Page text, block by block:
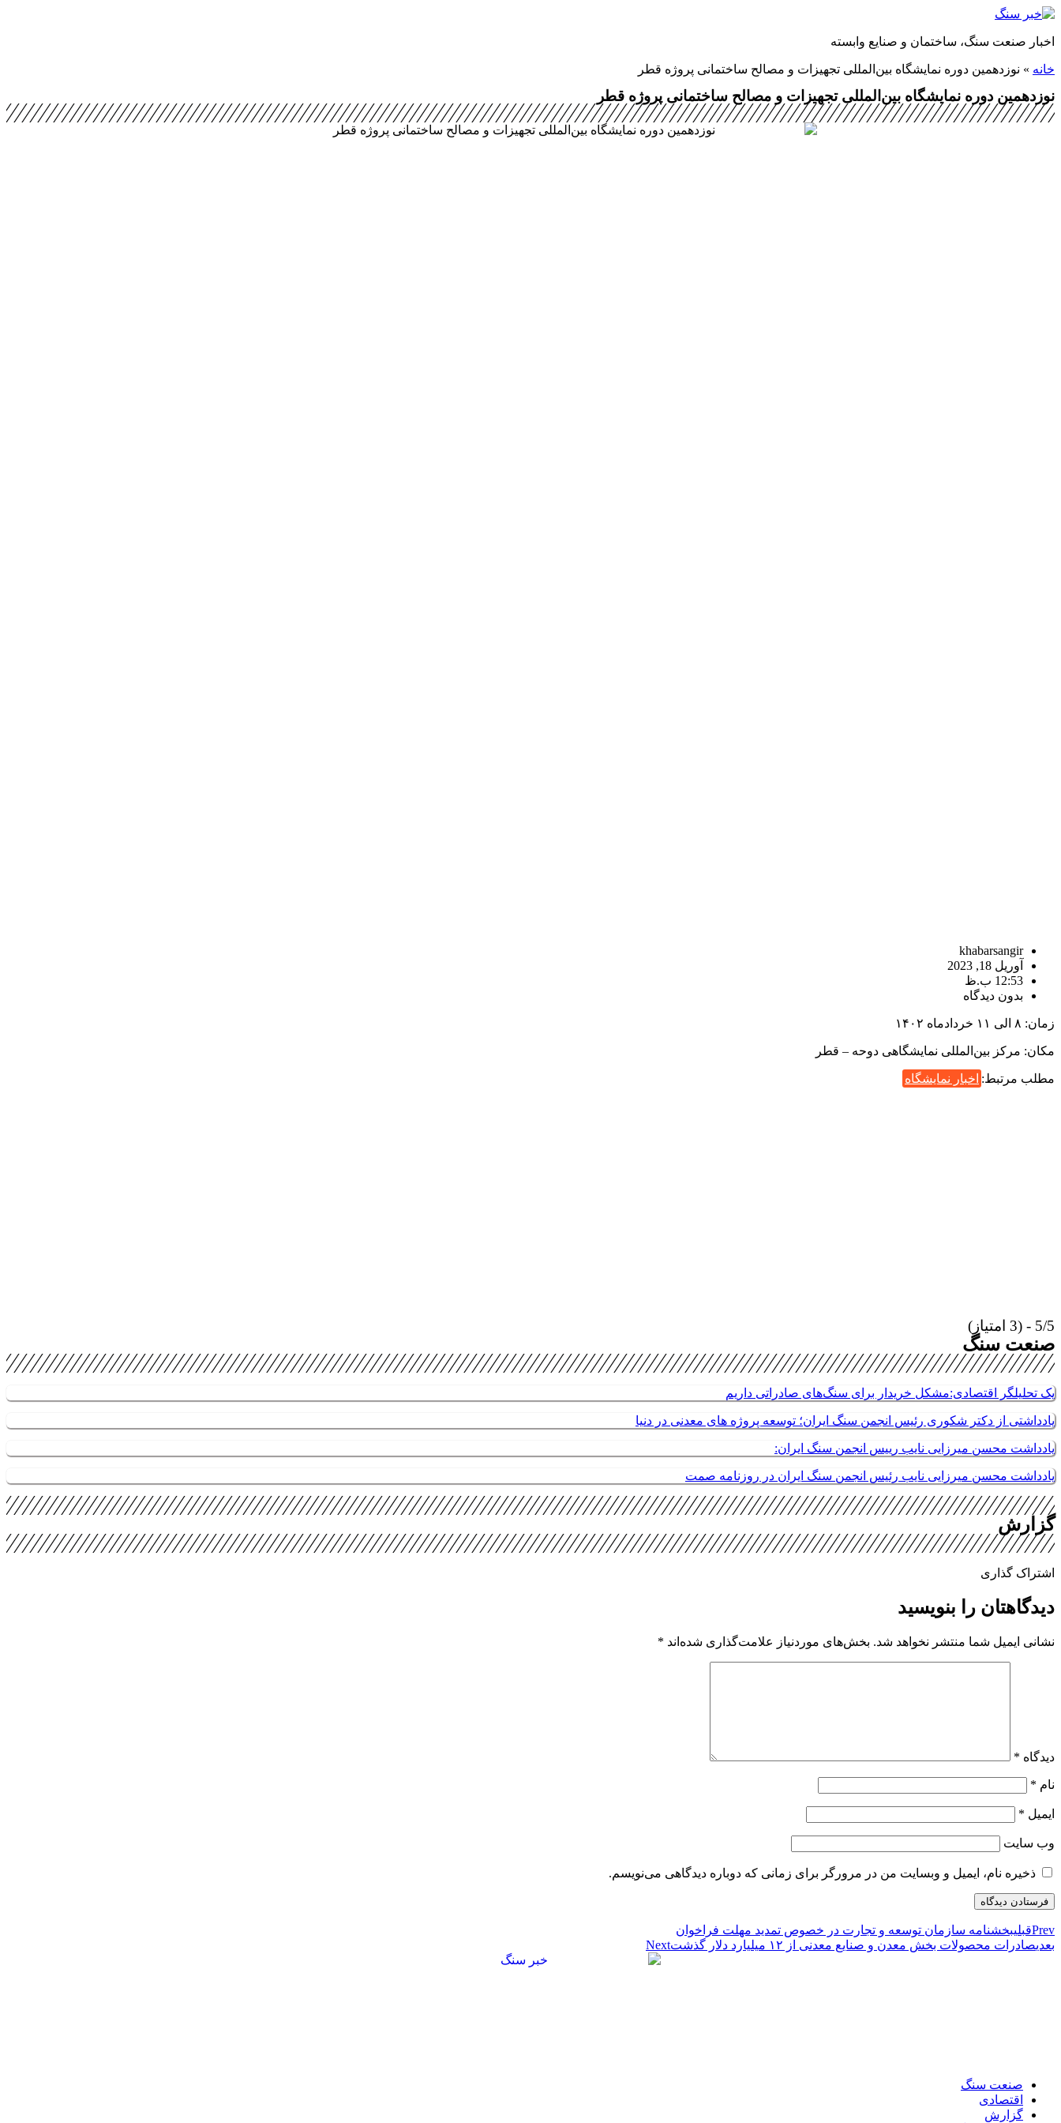
پرش
محتوا
اخبار صنعت سنگ، ساختمان و صنایع وابسته
خانه » نوزدهمین دوره نمایشگاه بین‌المللی تجهیزات و مصالح ساختمانی پروژه قطر
نوزدهمین دوره نمایشگاه بین‌المللی تجهیزات و مصالح ساختمانی پروژه قطر
khabarsangir
آوریل 18, 2023
12:53 ب.ظ
بدون دیدگاه
زمان: ۸ الی ۱۱ خرداد‌ماه ۱۴۰۲
مکان: مرکز بین‌المللی نمایشگاهی دوحه – قطر
مطلب مرتبط: اخبار نمایشگاه
5/5 - (3 امتیاز)
صنعت سنگ
یک تحلیلگر اقتصادی:مشکل خریدار برای سنگ‌های صادراتی داریم
یادداشتی از دکتر شکوری رئیس انجمن سنگ ایران؛ توسعه پروژه های معدنی در دنیا
یادداشت محسن میرزایی نایب رییس انجمن سنگ ایران:
یادداشت محسن میرزایی نایب رئیس انجمن سنگ ایران در روزنامه صمت
گزارش
اشتراک گذاری
دیدگاهتان را بنویسید
نشانی ایمیل شما منتشر نخواهد شد. بخش‌های موردنیاز علامت‌گذاری شده‌اند *
دیدگاه *
نام *
ایمیل *
وب‌ سایت
ذخیره نام، ایمیل و وبسایت من در مرورگر برای زمانی که دوباره دیدگاهی می‌نویسم.
Prevقبلیبخشنامه سازمان توسعه و تجارت در خصوص تمديد مهلت فراخوان
بعدیصادرات محصولات بخش معدن و صنایع معدنی از ۱۲ میلیارد دلار گذشت Next
صنعت سنگ
اقتصادی
گزارش